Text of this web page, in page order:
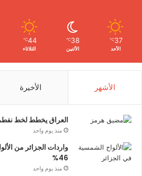
37
℃
الأحد
38
℃
الأثنين
44
℃
الثلاثاء
الأشهر الأخيرة
العراق يخطط لخط
منذ يوم واحد
واردات الجزائر من
46%
منذ يوم واحد